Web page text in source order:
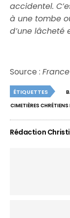
accidentel.
à une tombe
d’une lâcheté
Source :
ÉTIQUETTES
CIMETIÈRES
Rédaction